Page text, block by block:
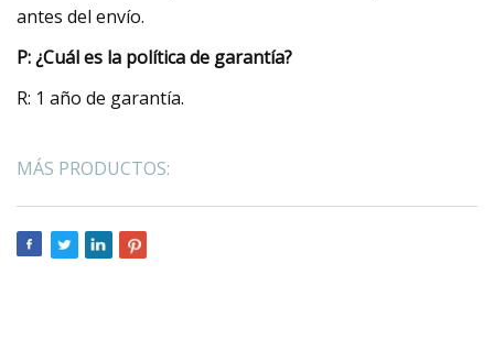
antes del envío.
P: ¿Cuál es la política de garantía?
R: 1 año de garantía.
MÁS PRODUCTOS: